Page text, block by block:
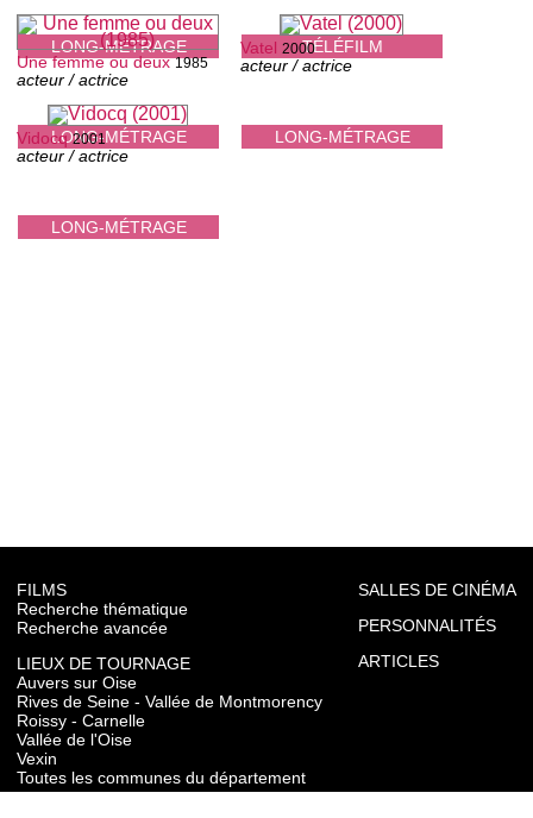
LONG-MÉTRAGE TÉLÉFILM
LONG-MÉTRAGE
Une femme ou deux 1985
acteur / actrice
LONG-MÉTRAGE
Vatel 2000
acteur / actrice
LONG-MÉTRAGE
Vidocq 2001
acteur / actrice
FILMS
Recherche thématique
Recherche avancée
LIEUX DE TOURNAGE
Auvers sur Oise
Rives de Seine - Vallée de Montmorency
Roissy - Carnelle
Vallée de l'Oise
Vexin
Toutes les communes du département
SALLES DE CINÉMA
PERSONNALITÉS
ARTICLES